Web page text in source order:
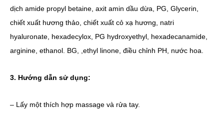
dịch amide propyl betaine, axit amin dầu dừa, PG, Glycerin,
chiết xuất hương thảo, chiết xuất cỏ xạ hương, natri
hyaluronate, hexadecylox, PG hydroxyethyl, hexadecanamide,
arginine, ethanol. BG, ,ethyl linone, điều chỉnh PH, nước hoa.
3. Hướng dẫn sử dụng:
– Lấy một thích hợp massage và rửa tay.